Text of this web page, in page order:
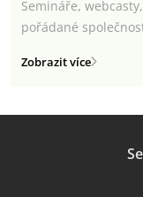
Semináře,
pořádané
Zobrazit více